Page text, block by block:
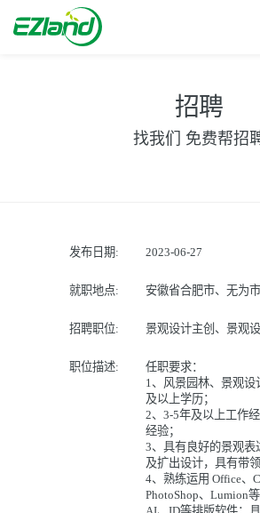
招聘
找我们 免费帮招
发布日期: 2023-06-27
就职地点: 安徽省合肥市、无为市
招聘职位: 景观设计主创、景观
职位描述:
任职要求：
1、风景园林、景观
及以上学历；
2、3-5年及以上工作
经验；
3、具有良好的景观
及扩出设计，具有带
4、熟练运用 Office、
PhotoShop、Lumion